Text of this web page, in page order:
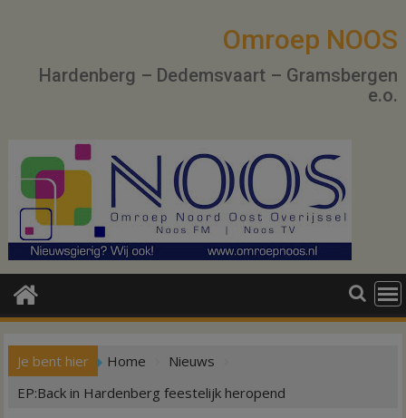
Omroep NOOS
Hardenberg – Dedemsvaart – Gramsbergen
e.o.
Je bent hier Home
Nieuws
EP:Back in Hardenberg feestelijk heropend